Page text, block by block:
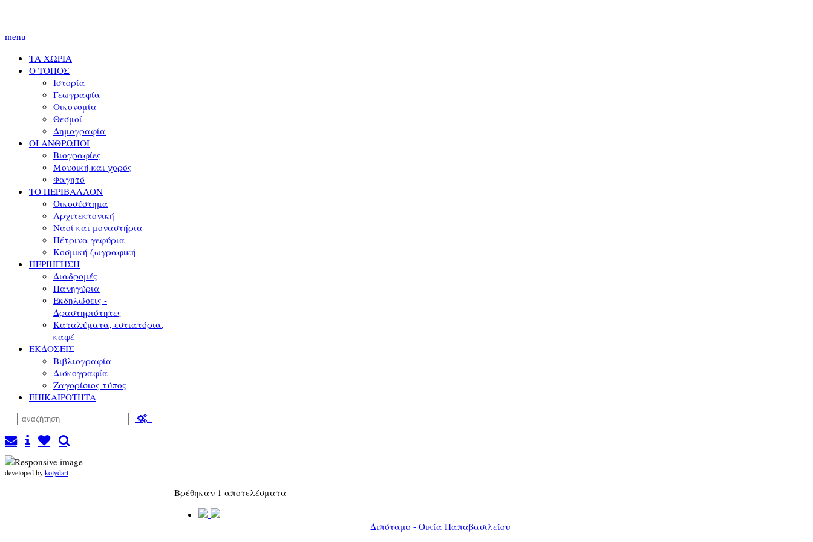
menu
ΤΑ ΧΩΡΙΑ
Ο ΤΟΠΟΣ
Ιστορία
Γεωγραφία
Οικονομία
Θεσμοί
Δημογραφία
ΟΙ ΑΝΘΡΩΠΟΙ
Βιογραφίες
Μουσική και χορός
Φαγητό
ΤΟ ΠΕΡΙΒΑΛΛΟΝ
Οικοσύστημα
Αρχιτεκτονική
Ναοί και μοναστήρια
Πέτρινα γεφύρια
Κοσμική ζωγραφική
ΠΕΡΙΗΓΗΣΗ
Διαδρομές
Πανηγύρια
Εκδηλώσεις -
Δραστηριότητες
Καταλύματα, εστιατόρια,
καφέ
ΕΚΔΟΣΕΙΣ
Βιβλιογραφία
Δισκογραφία
Ζαγορίσιος τύπος
ΕΠΙΚΑΙΡΟΤΗΤΑ
developed bykolydart
Βρέθηκαν 1 αποτελέσματα
Διπόταμο - Οικία Παπαβασιλείου